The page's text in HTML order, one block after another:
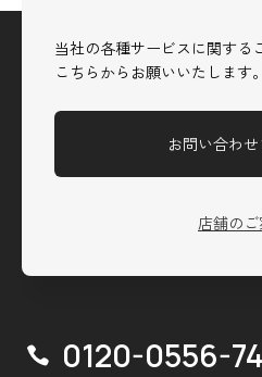
当社の各種サービスに関する
こちらからお願いいたします。
お問い合わ
店舗の
0120-0556-74